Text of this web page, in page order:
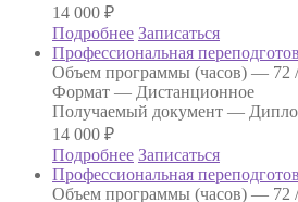
14 000 ₽
Подробнее Записаться
Профессиональная
Объем программы (часов) — 72
Формат — Дистанционное
Получаемый документ —
14 000 ₽
Подробнее Записаться
Профессиональная
Объем программы (часов) — 72